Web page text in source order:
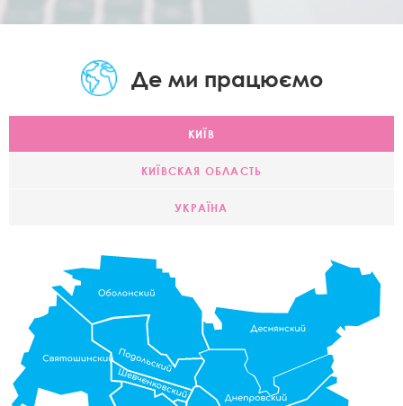
Де ми працюємо
КИЇВ
КИЇВСКАЯ ОБЛАСТЬ
УКРАЇНА